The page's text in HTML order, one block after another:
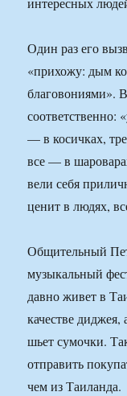
Один раз его
«прихожу: дым
благовониями».
соответственно:
— в косичках,
все — в
вели себя
ценит в людях,
Общительный
музыкальный
давно живет в
качестве диджея,
шьет сумочки.
отправить
чем из Таиланда.